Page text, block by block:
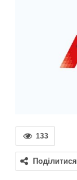
133
Поділитися